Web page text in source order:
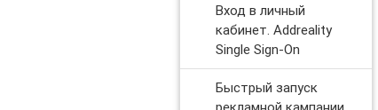
Вход в личный
кабинет. Addreality
Single Sign-On
Быстрый запуск